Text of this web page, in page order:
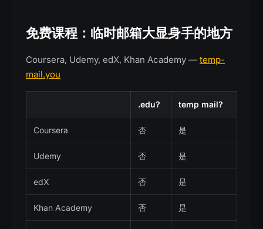
免费课程：临时邮箱大显身手的地方
Coursera, Udemy, edX, Khan Academy — temp-
mail.you
.edu? temp mail?
Coursera 否 是
Udemy 否 是
edX 否 是
Khan Academy 否 是